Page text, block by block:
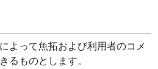
よって魚拓および利用者のコメ
るものとします。